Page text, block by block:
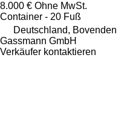
8.000 € Ohne MwSt.
Container - 20 Fuß
Deutschland, Bovenden
Gassmann GmbH
Verkäufer kontaktieren